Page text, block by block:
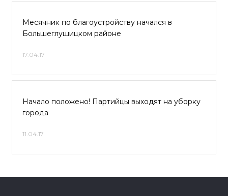
Месячник по благоустройству начался в
Большеглушицком районе
17.04.17
Начало положено! Партийцы выходят на уборку
города
11.04.17